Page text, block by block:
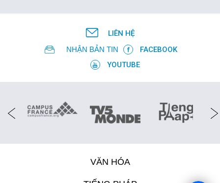
LIÊN HỆ
NHẬN BẢN TIN
FACEBOOK
YOUTUBE
VĂN HÓA